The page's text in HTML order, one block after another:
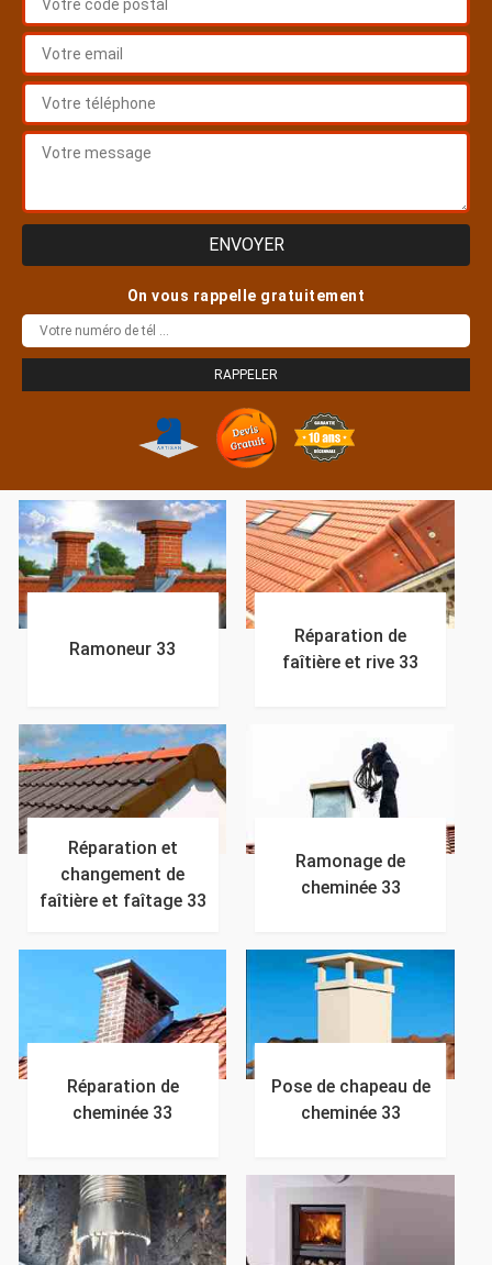
On vous rappelle gratuitement
Ramoneur 33
Réparation de
faîtière et rive 33
Réparation et
changement de
faîtière et faîtage 33
Ramonage de
cheminée 33
Réparation de
cheminée 33
Pose de chapeau de
cheminée 33